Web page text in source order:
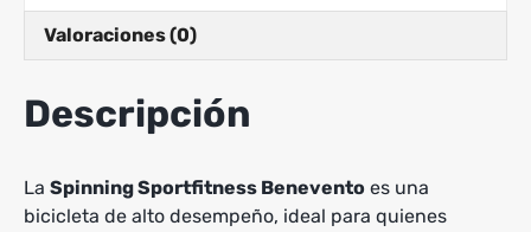
Valoraciones (0)
Descripción
La Spinning Sportfitness Benevento es una
bicicleta de alto desempeño, ideal para quienes